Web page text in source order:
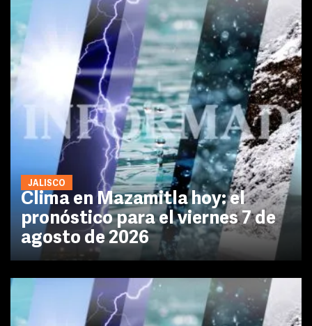
JALISCO
Clima en Mazamitla hoy: el
pronóstico para el viernes 7 de
agosto de 2026